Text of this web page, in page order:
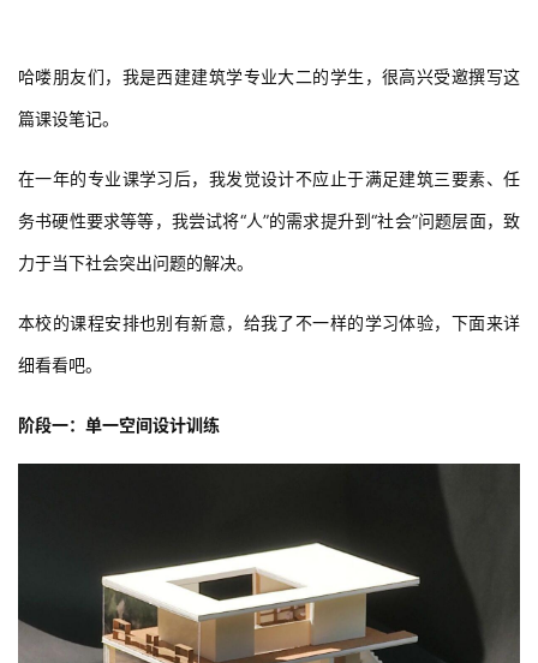
哈喽朋友们，我是西建建筑学专业大二的学生，很高兴受邀撰写这
篇课设笔记。
在一年的专业课学习后，我发觉设计不应止于满足建筑三要素、任
务书硬性要求等等，我尝试将“人”的需求提升到“社会”问题层面，致
力于当下社会突出问题的解决。
本校的课程安排也别有新意，给我了不一样的学习体验，下面来详
细看看吧。
阶段一：单一空间设计训练